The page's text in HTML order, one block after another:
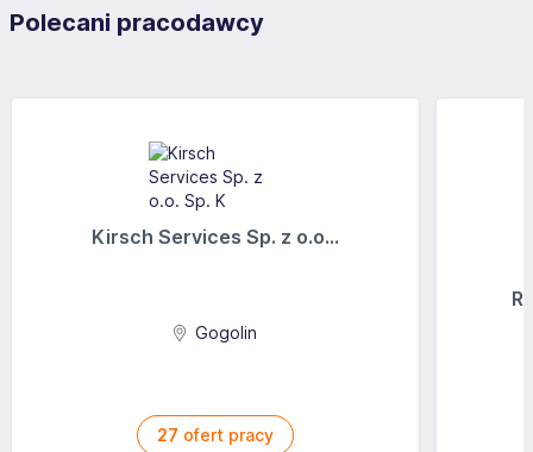
Polecani pracodawcy
Kirsch Services Sp. z o.o...
Gogolin
27 ofert pracy